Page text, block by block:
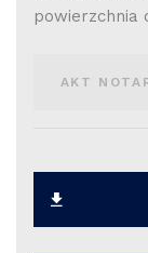
powierzchnia
AKT